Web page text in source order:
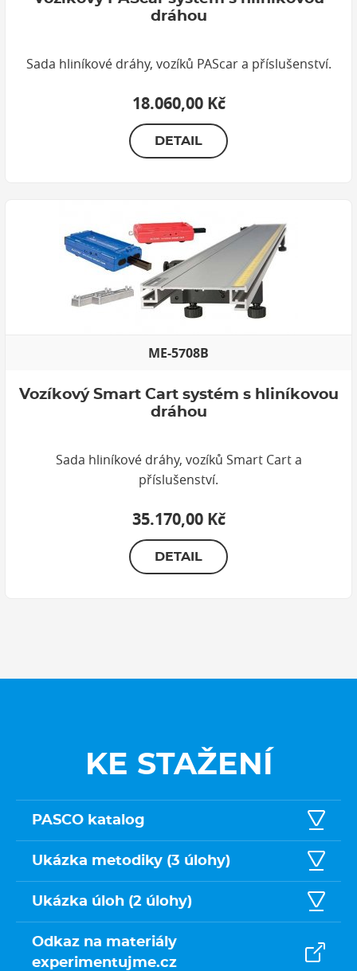
dráhou
Sada hliníkové dráhy, vozíků PAScar a příslušenství.
18.060,00 Kč
DETAIL
ME-5708B
Vozíkový Smart Cart systém s hliníkovou
dráhou
Sada hliníkové dráhy, vozíků Smart Cart a
příslušenství.
35.170,00 Kč
DETAIL
KE STAŽENÍ
PASCO katalog
Ukázka metodiky (3 úlohy)
Ukázka úloh (2 úlohy)
Odkaz na materiály
experimentujme.cz